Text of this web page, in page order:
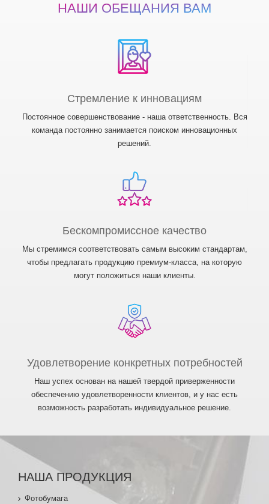
НАШИ ОБЕЩАНИЯ ВАМ
Стремление к инновациям
Постоянное совершенствование - наша ответственность. Вся
команда постоянно занимается поиском инновационных
решений.
Бескомпромиссное качество
Мы стремимся соответствовать самым высоким стандартам,
чтобы предлагать продукцию премиум-класса, на которую
могут положиться наши клиенты.
Удовлетворение конкретных потребностей
Наш успех основан на нашей твердой приверженности
обеспечению удовлетворенности клиентов, и у нас есть
возможность разработать индивидуальное решение.
НАША ПРОДУКЦИЯ
Фотобумага